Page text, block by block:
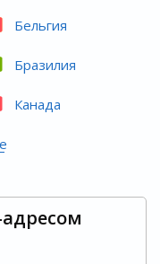
Бельгия
Бразилия
Канада
адресом